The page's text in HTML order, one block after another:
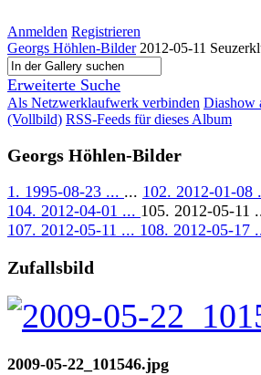
Anmelden Registrieren
Georgs Höhlen-Bilder 2012-05-11
Erweiterte Suche
Als Netzwerklaufwerk verbinden Diashow
(Vollbild) RSS-Feeds für dieses Album
Georgs Höhlen-Bilder
1. 1995-08-23 ... ... 102. 2012-01-08
104. 2012-04-01 ... 105. 2012-05-11
107. 2012-05-11 ... 108. 2012-05-17
Zufallsbild
2009-05-22_101546.jpg